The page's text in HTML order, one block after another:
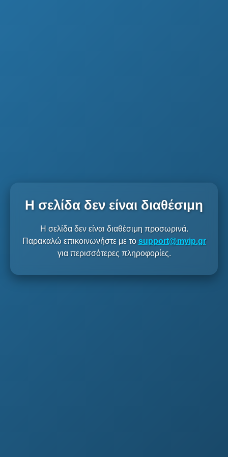
Η σελίδα δεν είναι διαθέσιμη
Η σελίδα δεν είναι διαθέσιμη προσωρινά.
Παρακαλώ επικοινωνήστε με το support@myip.gr
για περισσότερες πληροφορίες.